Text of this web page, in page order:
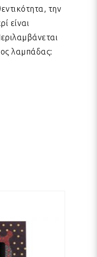
την
είναι
λαμπάδας: